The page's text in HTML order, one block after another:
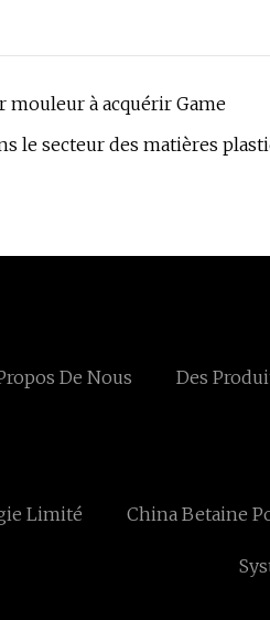
mouleur à acquérir Game
le secteur des matières
De Nous Des
Limité China Betaine